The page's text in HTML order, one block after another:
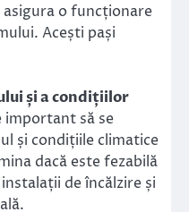
o funcționare
Acești pași
și a condițiilor
important să se
și condițiile climatice
dacă este fezabilă
de încălzire și